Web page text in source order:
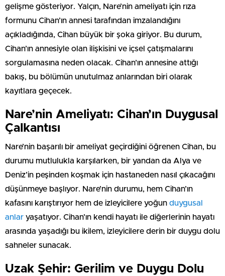
gelişme gösteriyor. Yalçın, Nare’nin ameliyatı için rıza
formunu Cihan’ın annesi tarafından imzalandığını
açıkladığında, Cihan büyük bir şoka giriyor. Bu durum,
Cihan’ın annesiyle olan ilişkisini ve içsel çatışmalarını
sorgulamasına neden olacak. Cihan’ın annesine attığı
bakış, bu bölümün unutulmaz anlarından biri olarak
kayıtlara geçecek.
Nare’nin Ameliyatı: Cihan’ın Duygusal
Çalkantısı
Nare’nin başarılı bir ameliyat geçirdiğini öğrenen Cihan, bu
durumu mutlulukla karşılarken, bir yandan da Alya ve
Deniz’in peşinden koşmak için hastaneden nasıl çıkacağını
düşünmeye başlıyor. Nare’nin durumu, hem Cihan’ın
kafasını karıştırıyor hem de izleyicilere yoğun duygusal
anlar yaşatıyor. Cihan’ın kendi hayatı ile diğerlerinin hayatı
arasında yaşadığı bu ikilem, izleyicilere derin bir duygu dolu
sahneler sunacak.
Uzak Şehir: Gerilim ve Duygu Dolu